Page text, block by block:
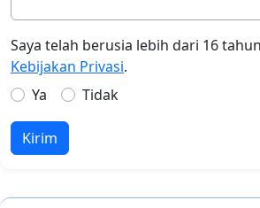
Saya telah berusia lebih dari 16
Kebijakan Privasi.
Ya
Tidak
Kirim